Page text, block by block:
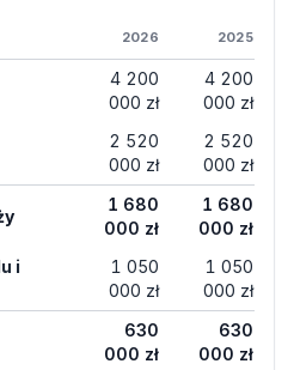
2026 2025
4 200
000 zł
4 200
000 zł
2 520
000 zł
2 520
000 zł
1 680
000 zł
1 680
000 zł
i
1 050
000 zł
1 050
000 zł
630
000 zł
630
000 zł